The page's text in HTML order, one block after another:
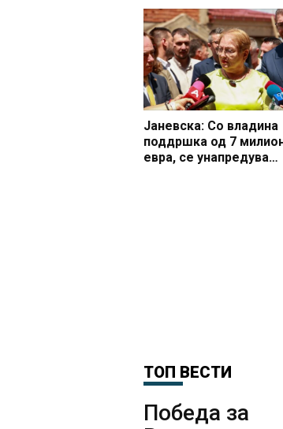
Јаневска: Со владина
поддршка од 7
евра, се унапредува
ТОП ВЕСТИ
Победа за